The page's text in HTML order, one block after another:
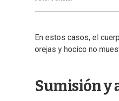
En estos casos, el
orejas y hocico no
Sumisión y